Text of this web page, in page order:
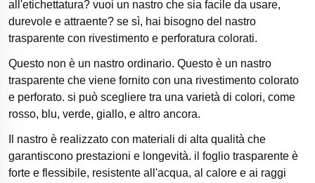
all'etichettatura? vuoi un nastro che sia facile da usare,
durevole e attraente? se sì, hai bisogno del nastro
trasparente con rivestimento e perforatura colorati.
Questo non è un nastro ordinario. Questo è un nastro
trasparente che viene fornito con una rivestimento colorato
e perforato. si può scegliere tra una varietà di colori, come
rosso, blu, verde, giallo, e altro ancora.
Il nastro è realizzato con materiali di alta qualità che
garantiscono prestazioni e longevità. il foglio trasparente è
forte e flessibile, resistente all'acqua, al calore e ai raggi